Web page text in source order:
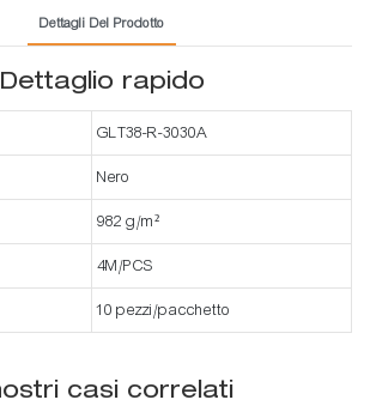
Dettagli Del Prodotto
Dettaglio rapido
GLT38-R-3030A
Nero
982 g/m²
4M/PCS
10 pezzi/pacchetto
casi correlati